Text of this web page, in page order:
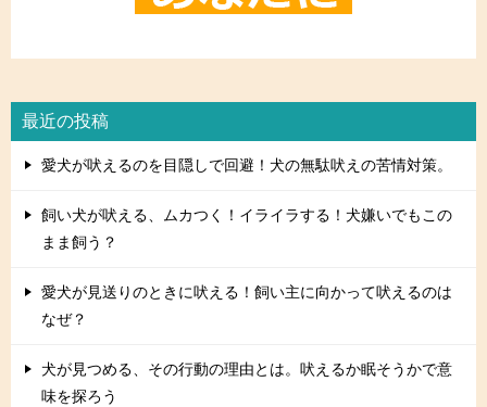
最近の投稿
愛犬が吠えるのを目隠しで回避！犬の無駄吠えの苦情対策。
飼い犬が吠える、ムカつく！イライラする！犬嫌いでもこの
まま飼う？
愛犬が見送りのときに吠える！飼い主に向かって吠えるのは
なぜ？
犬が見つめる、その行動の理由とは。吠えるか眠そうかで意
味を探ろう